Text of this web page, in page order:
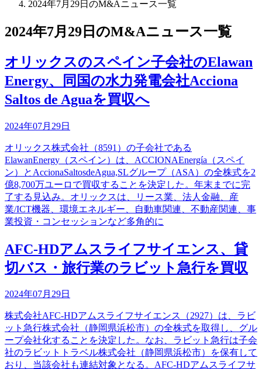
2024年7月29日のM&Aニュース一覧
2024年7月29日のM&Aニュース一覧
オリックスのスペイン子会社のElawan
Energy、同国の水力発電会社Acciona
Saltos de Aguaを買収へ
2024年07月29日
オリックス株式会社（8591）の子会社である
ElawanEnergy（スペイン）は、ACCIONAEnergía（スペイ
ン）とAccionaSaltosdeAgua,SLグループ（ASA）の全株式を2
億8,700万ユーロで買収することを決定した。年末までに完
了する見込み。オリックスは、リース業、法人金融、産
業/ICT機器、環境エネルギー、自動車関連、不動産関連、事
業投資・コンセッションなど多角的に
AFC-HDアムスライフサイエンス、貸
切バス・旅行業のラビット急行を買収
2024年07月29日
株式会社AFC-HDアムスライフサイエンス（2927）は、ラビ
ット急行株式会社（静岡県浜松市）の全株式を取得し、グル
ープ会社化することを決定した。なお、ラビット急行は子会
社のラビットトラベル株式会社（静岡県浜松市）を保有して
おり、当該会社も連結対象となる。AFC-HDアムスライフサ